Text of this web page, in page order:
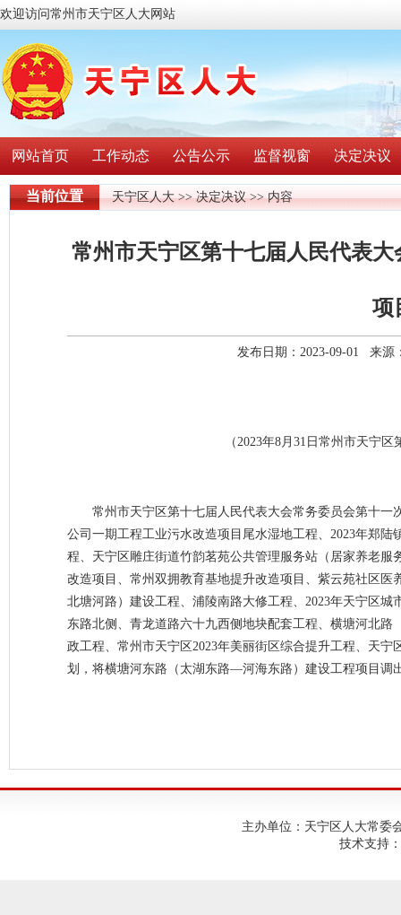
欢迎访问常州市天宁区人大网站
网站首页 工作动态 公告公示 监督视窗 决定决议
当前位置 天宁区人大>>决定决议>> 内容
常州市天宁区第十七届人民代表
项
发布日期：2023-09-01 来源
（2023年8月31日常州市天宁
常州市天宁区第十七届人民代表大会常务委员会第十
公司一期工程工业污水改造项目尾水湿地工程、2023年郑
程、天宁区雕庄街道竹韵茗苑公共管理服务站（居家养老
改造项目、常州双拥教育基地提升改造项目、紫云苑社区
北塘河路）建设工程、浦陵南路大修工程、2023年天宁区
东路北侧、青龙道路六十九西侧地块配套工程、横塘河北
政工程、常州市天宁区2023年美丽街区综合提升工程、天
划，将横塘河东路（太湖东路—河海东路）建设工程项目调
主办单位：天宁区人大常委
技术支持